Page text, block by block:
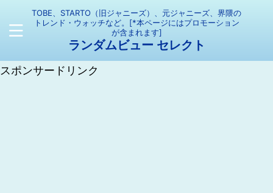
TOBE、STARTO（旧ジャニーズ）、元ジャニーズ、界隈の
トレンド・ウォッチなど。[*本ページにはプロモーション
が含まれます]
ランダムビュー セレクト
スポンサードリンク